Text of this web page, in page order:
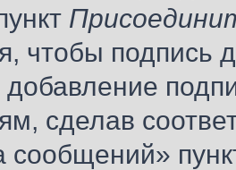
чтобы подпись
добавление
сделав
сообщений»